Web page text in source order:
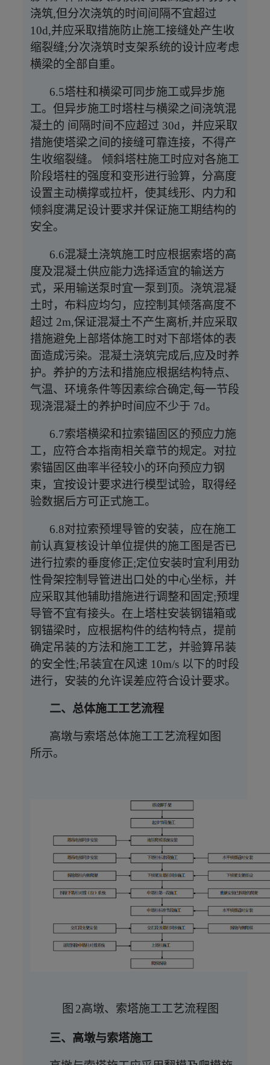
浇筑,但分次浇筑的时间间隔不宜超过
10d,并应采取措施防止施工接缝处产生收
缩裂缝;分次浇筑时支架系统的设计应考虑
横梁的全部自重。
6.5塔柱和横梁可同步施工或异步施
工。但异步施工时塔柱与横梁之间浇筑混
凝土的 间隔时间不应超过 30d，并应采取
措施使塔梁之间的接缝可靠连接，不得产
生收缩裂缝。 倾斜塔柱施工时应对各施工
阶段塔柱的强度和变形进行验算，分高度
设置主动横撑或拉杆，使其线形、内力和
倾斜度满足设计要求并保证施工期结构的
安全。
6.6混凝土浇筑施工时应根据索塔的高
度及混凝土供应能力选择适宜的输送方
式，采用输送泵时宜一泵到顶。浇筑混凝
土时，布料应均匀，应控制其倾落高度不
超过 2m,保证混凝土不产生离析,并应采取
措施避免上部塔体施工时对下部塔体的表
面造成污染。混凝土浇筑完成后,应及时养
护。养护的方法和措施应根据结构特点、
气温、环境条件等因素综合确定,每一节段
现浇混凝土的养护时间应不少于 7d。
6.7索塔横梁和拉索锚固区的预应力施
工，应符合本指南相关章节的规定。对拉
索锚固区曲率半径较小的环向预应力钢
束，宜按设计要求进行模型试验，取得经
验数据后方可正式施工。
6.8对拉索预埋导管的安装，应在施工
前认真复核设计单位提供的施工图是否已
进行拉索的垂度修正;定位安装时宜利用劲
性骨架控制导管进出口处的中心坐标，并
应采取其他辅助措施进行调整和固定;预埋
导管不宜有接头。在上塔柱安装钢锚箱或
钢锚梁时，应根据构件的结构特点，提前
确定吊装的方法和施工工艺，并验算吊装
的安全性;吊装宜在风速 10m/s 以下的时段
进行，安装的允许误差应符合设计要求。
二、总体施工工艺流程
高墩与索塔总体施工工艺流程如图
所示。
图 2高墩、索塔施工工艺流程图
三、高墩与索塔施工